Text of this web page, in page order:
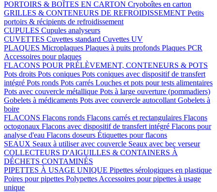
PORTOIRS & BOÎTES EN CARTON Cryoboîtes en carton
GRILLES & CONTENEURS DE REFROIDISSEMENT Petits
portoirs & récipients de refroidissement
CUPULES Cupules analyseurs
CUVETTES Cuvettes standard Cuvettes UV
PLAQUES Microplaques Plaques à puits profonds Plaques PCR
Accessoires pour plaques
FLACONS POUR PRÉLÈVEMENT, CONTENEURS & POTS
Pots droits Pots coniques Pots coniques avec dispositif de transfert
intégré Pots ronds Pots carrés Louches et pots pour tests alimentaires
Pots avec couvercle métallique Pots à large ouverture (pommadiers)
Gobelets à médicaments Pots avec couvercle autocollant Gobelets à
boire
FLACONS Flacons ronds Flacons carrés et rectangulaires Flacons
octogonaux Flacons avec dispositif de transfert intégré Flacons pour
analyse d'eau Flacons doseurs Étiquettes pour flacons
SEAUX Seaux à utiliser avec couvercle Seaux avec bec verseur
COLLECTEURS D'AIGUILLES & CONTAINERS À
DÉCHETS CONTAMINÉS
PIPETTES À USAGE UNIQUE Pipettes sérologiques en plastique
Poires pour pipettes Polypettes Accessoires pour pipettes à usage
unique